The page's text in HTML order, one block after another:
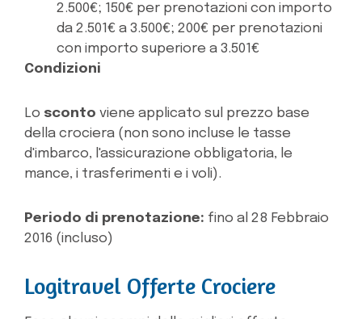
2.500€; 150€ per prenotazioni con importo
da 2.501€ a 3.500€; 200€ per prenotazioni
con importo superiore a 3.501€
Condizioni
Lo sconto viene applicato sul prezzo base
della crociera (non sono incluse le tasse
d'imbarco, l'assicurazione obbligatoria, le
mance, i trasferimenti e i voli).
Periodo di prenotazione: fino al 28 Febbraio
2016 (incluso)
Logitravel Offerte Crociere